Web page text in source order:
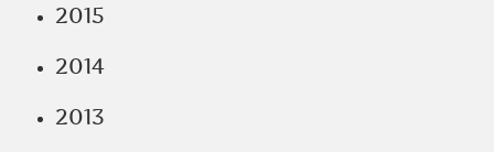
2015
2014
2013